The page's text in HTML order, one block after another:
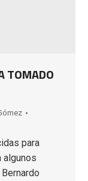
TOMADO
para
algunos